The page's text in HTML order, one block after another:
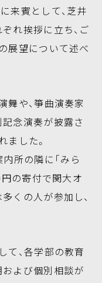
来賓として、芝井
れ挨拶に立ち、ご
展望について述べ
舞や、箏曲演奏家
念演奏が披露さ
ました。
所の隣に「みら
の寄付で関大オ
くの人が参加し、
て、各学部の教育
よび個別相談が